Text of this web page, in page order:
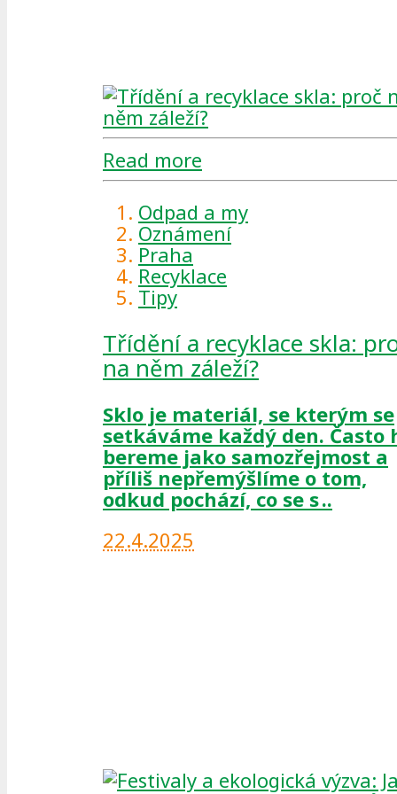
Read more
Odpad a my
Oznámení
Praha
Recyklace
Tipy
Třídění a recyklace skla:
na něm záleží?
Sklo je materiál, se kterým se
setkáváme každý den. Často
bereme jako samozřejmost a
příliš nepřemýšlíme o tom,
odkud pochází, co se s ..
22.4.2025